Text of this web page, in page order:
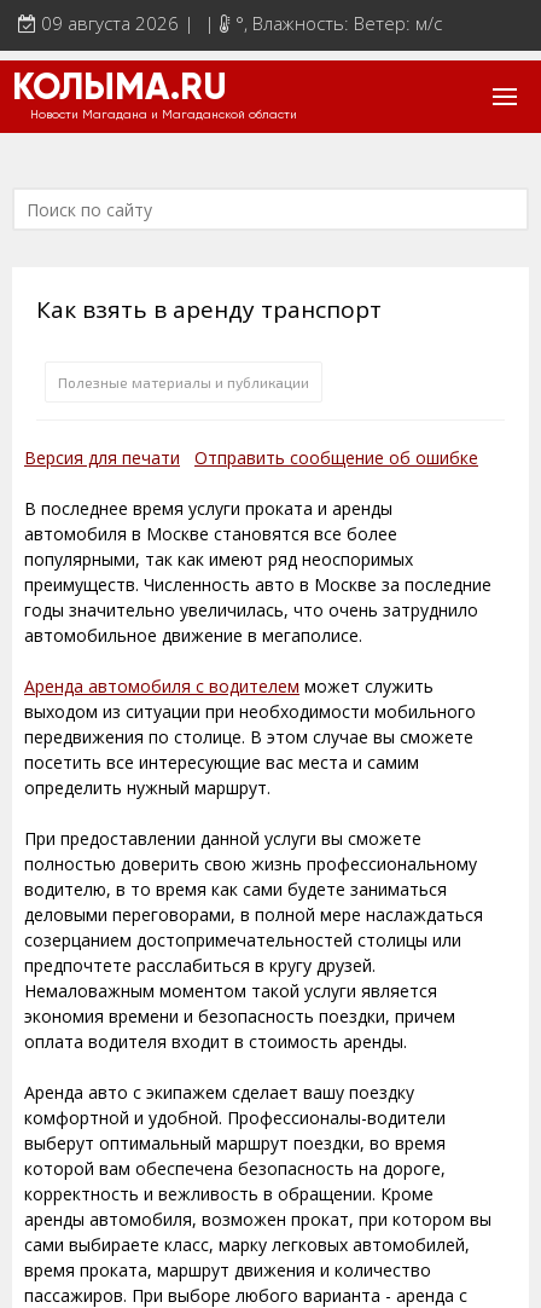
09 августа 2026 | | °, Влажность: Ветер: м/с
КОЛЫМА.RU
Новости Магадана и Магаданской области
Как взять в аренду транспорт
Полезные материалы и публикации
Версия для печати Отправить сообщение об ошибке
В последнее время услуги проката и аренды
автомобиля в Москве становятся все более
популярными, так как имеют ряд неоспоримых
преимуществ. Численность авто в Москве за последние
годы значительно увеличилась, что очень затруднило
автомобильное движение в мегаполисе.
Аренда автомобиля с водителем может служить
выходом из ситуации при необходимости мобильного
передвижения по столице. В этом случае вы сможете
посетить все интересующие вас места и самим
определить нужный маршрут.
При предоставлении данной услуги вы сможете
полностью доверить свою жизнь профессиональному
водителю, в то время как сами будете заниматься
деловыми переговорами, в полной мере наслаждаться
созерцанием достопримечательностей столицы или
предпочтете расслабиться в кругу друзей.
Немаловажным моментом такой услуги является
экономия времени и безопасность поездки, причем
оплата водителя входит в стоимость аренды.
Аренда авто с экипажем сделает вашу поездку
комфортной и удобной. Профессионалы-водители
выберут оптимальный маршрут поездки, во время
которой вам обеспечена безопасность на дороге,
корректность и вежливость в обращении. Кроме
аренды автомобиля, возможен прокат, при котором вы
сами выбираете класс, марку легковых автомобилей,
время проката, маршрут движения и количество
пассажиров. При выборе любого варианта - аренда с